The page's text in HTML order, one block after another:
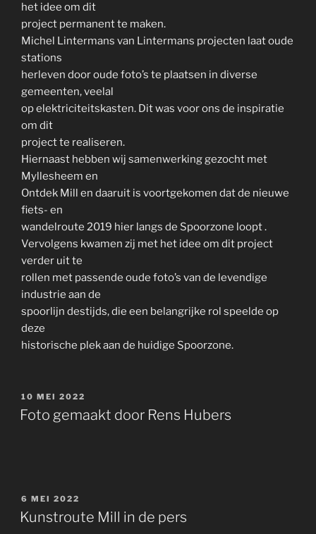
het idee om dit
project permanent te maken.
Michel Lintermans van Lintermans projecten laat oude
stations
herleven door oude foto’s te plaatsen in diverse
gemeenten, veelal
op elektriciteitskasten. Dit was voor ons de inspiratie
om dit
project te realiseren.
Hiernaast hebben wij samenwerking gezocht met
Myllesheem en
Ontdek Mill en daaruit is voortgekomen dat de nieuwe
fiets- en
wandelroute 2019 hier langs de Spoorzone loopt .
Vervolgens kwamen zij met het idee om dit project
verder uit te
rollen met passende oude foto’s van de levendige
industrie aan de
spoorlijn destijds, die een belangrijke rol speelde op
deze
historische plek aan de huidige Spoorzone.
GEPLAATST
OP
10 MEI 2022
Foto gemaakt door Rens Hubers
GEPLAATST
OP
6 MEI 2022
Kunstroute Mill in de pers